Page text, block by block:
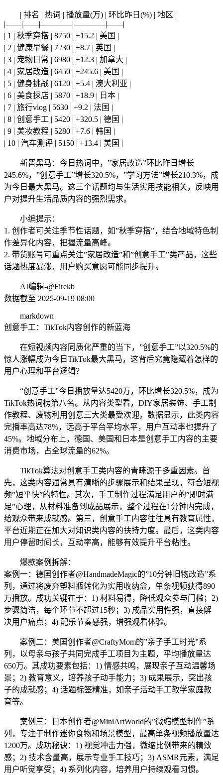
| 排名 | 热词 | 播放量(万) | 环比昨日(%) | 地区 |
|——|——|————|————|——|
| 1 | 秋季穿搭 | 8750 | +15.2 | 美国 |
| 2 | 健康早餐 | 7230 | +8.7 | 英国 |
| 3 | 宠物日常 | 6980 | +12.3 | 加拿大 |
| 4 | 家居改造 | 6450 | +245.6 | 美国 |
| 5 | 健身挑战 | 6120 | +5.4 | 澳大利亚 |
| 6 | 美食探店 | 5870 | +18.9 | 日本 |
| 7 | 旅行vlog | 5630 | +9.2 | 法国 |
| 8 | 创意手工 | 5420 | +320.5 | 德国 |
| 9 | 美妆教程 | 5280 | +7.6 | 韩国 |
| 10 | 汽车测评 | 5150 | +13.4 | 美国 |
新晋黑马：今日热词中，”家居改造”环比昨日增长
245.6%，”创意手工”增长320.5%，”学习方法”增长210.3%，成
为今日最大黑马。这三个话题均与生活实用技能相关，反映用
户对提升生活品质内容的强烈需求。
小编提示：
1. 创作者可关注季节性话题，如”秋季穿搭”，结合地域特色制
作差异化内容，把握流量高峰。
2. 带货账号可重点关注”家居改造”和”创意手工”类产品，这些
话题热度暴涨，用户购买意愿可能同步提升。
AI编辑-@Firekb
数据截至 2025-09-19 08:00
markdown
创意手工：TikTok内容创作的新蓝海
在短视频内容同质化严重的当下，”创意手工”以320.5%的
惊人涨幅成为今日TikTok最大黑马，这背后究竟隐藏着怎样的
用户心理和平台逻辑？
“创意手工”今日播放量达5420万，环比增长320.5%，成为
TikTok热词榜第八名。从内容类型看，DIY家居装饰、手工制
作教程、废物利用创意三大类最受欢迎。数据显示，此类内容
完播率高达78%，远高于平台平均水平，用户互动率也提升了
45%。地域分布上，德国、美国和日本是创意手工内容的主要
消费市场，占全球流量的62%。
TikTok算法对创意手工类内容的青睐源于多重因素。首
先，这类内容通常具有清晰的步骤展示和结果呈现，符合短视
频”短平快”的特性。其次，手工制作过程满足用户的”即时满
足”心理，从材料准备到成品展示，整个过程在1分钟内完成，
给观众带来成就感。第三，创意手工内容往往具有教育属性，
平台近期正在加大对知识类内容的扶持力度。最后，这类内容
用户停留时间长，互动率高，能够有效提升平台粘性。
爆款案例拆解：
案例一：德国创作者@HandmadeMagic的”10分钟旧物改造”系
列，通过将废弃塑料瓶转化为实用收纳盒，单条视频获得890
万播放。成功关键在于：1) 材料易得，降低观众参与门槛；2)
步骤简洁，每个环节不超过15秒；3) 成品实用性强，直接解
决用户痛点；4) 配乐节奏感强，增强观看体验。
案例二：美国创作者@CraftyMom的”亲子手工时光”系
列，以母亲与孩子共同完成手工项目为主题，平均播放量达
650万。其成功要素包括：1) 情感共鸣，展现亲子互动温馨场
景；2) 教育意义，培养孩子动手能力；3) 成果展示，突出孩
子的成就感；4) 话题标签精准，如亲子活动手工教学家庭教
育等。
案例三：日本创作者@MiniArtWorld的”微缩模型制作”系
列，专注于制作迷你食物和场景模型，最高单条视频播放量达
1200万。成功秘诀：1) 视觉冲击力强，微缩比例带来的精致
感；2) 技术含量高，展示专业手工技巧；3) ASMR元素，满足
用户听觉享受；4) 系列化内容，培养用户持续观看习惯。